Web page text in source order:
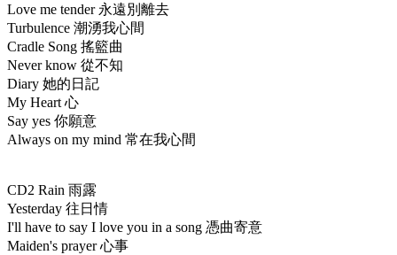
Love me tender 永遠別離去
Turbulence 潮湧我心間
Cradle Song 搖籃曲
Never know 從不知
Diary 她的日記
My Heart 心
Say yes 你願意
Always on my mind 常在我心間
CD2 Rain 雨露
Yesterday 往日情
I'll have to say I love you in a song 憑曲寄意
Maiden's prayer 心事